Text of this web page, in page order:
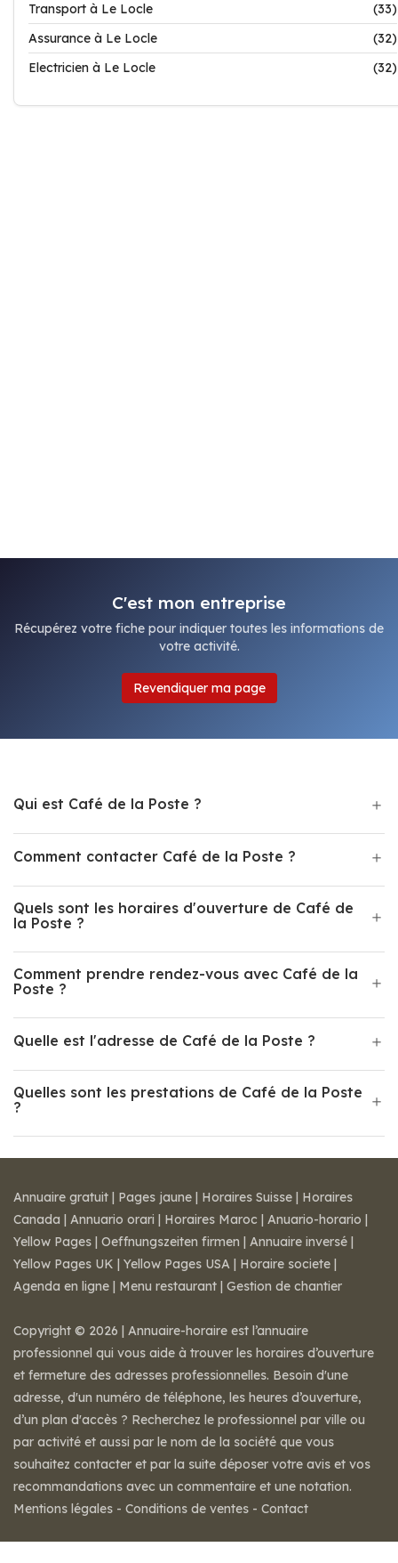
Transport à Le Locle
(33)
Assurance à Le Locle
(32)
Electricien à Le Locle
(32)
C'est mon entreprise
Récupérez votre fiche pour indiquer toutes les informations de
votre activité.
Revendiquer ma page
Qui est Café de la Poste ?
Comment contacter Café de la Poste ?
Quels sont les horaires d'ouverture de Café de
la Poste ?
Comment prendre rendez-vous avec Café de la
Poste ?
Quelle est l'adresse de Café de la Poste ?
Quelles sont les prestations de Café de la Poste
?
Annuaire gratuit | Pages jaune | Horaires Suisse | Horaires
Canada | Annuario orari | Horaires Maroc | Anuario-horario |
Yellow Pages | Oeffnungszeiten firmen | Annuaire inversé |
Yellow Pages UK | Yellow Pages USA | Horaire societe |
Agenda en ligne | Menu restaurant | Gestion de chantier
Copyright © 2026 | Annuaire-horaire est l’annuaire
professionnel qui vous aide à trouver les horaires d’ouverture
et fermeture des adresses professionnelles. Besoin d'une
adresse, d'un numéro de téléphone, les heures d’ouverture,
d’un plan d'accès ? Recherchez le professionnel par ville ou
par activité et aussi par le nom de la société que vous
souhaitez contacter et par la suite déposer votre avis et vos
recommandations avec un commentaire et une notation.
Mentions légales - Conditions de ventes - Contact